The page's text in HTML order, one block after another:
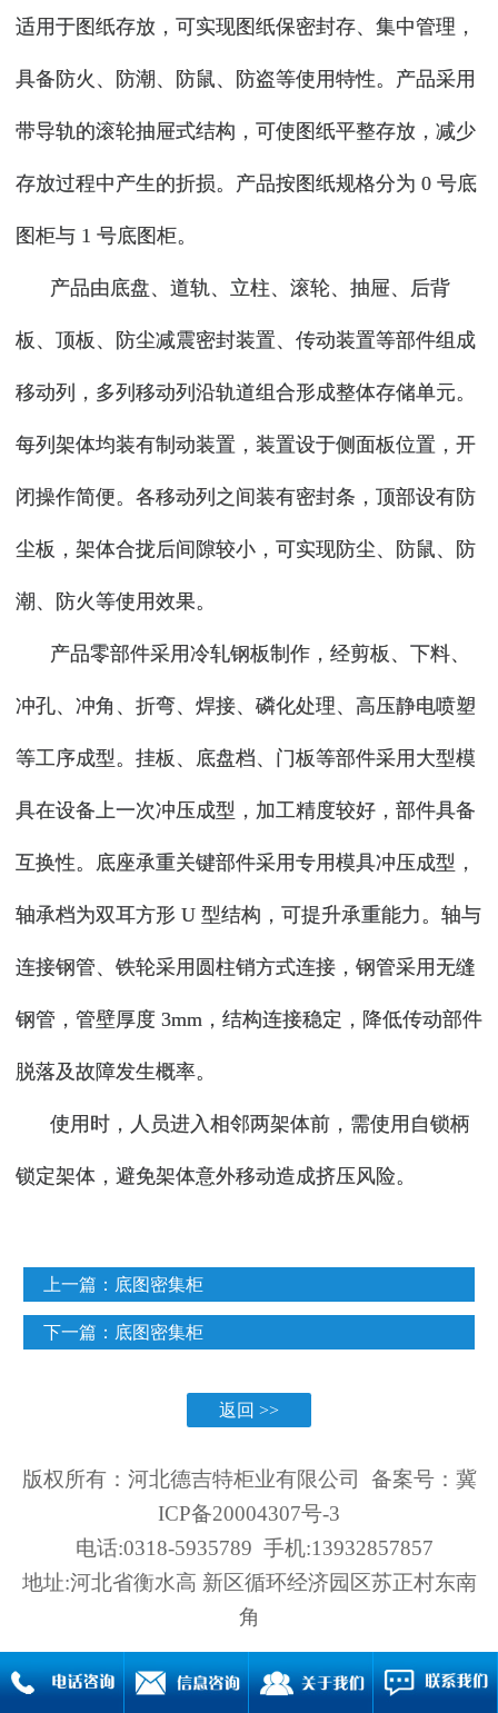
适用于图纸存放，可实现图纸保密封存、集中管理，
具备防火、防潮、防鼠、防盗等使用特性。产品采用
带导轨的滚轮抽屉式结构，可使图纸平整存放，减少
存放过程中产生的折损。产品按图纸规格分为 0 号底
图柜与 1 号底图柜。
产品由底盘、道轨、立柱、滚轮、抽屉、后背
板、顶板、防尘减震密封装置、传动装置等部件组成
移动列，多列移动列沿轨道组合形成整体存储单元。
每列架体均装有制动装置，装置设于侧面板位置，开
闭操作简便。各移动列之间装有密封条，顶部设有防
尘板，架体合拢后间隙较小，可实现防尘、防鼠、防
潮、防火等使用效果。
产品零部件采用冷轧钢板制作，经剪板、下料、
冲孔、冲角、折弯、焊接、磷化处理、高压静电喷塑
等工序成型。挂板、底盘档、门板等部件采用大型模
具在设备上一次冲压成型，加工精度较好，部件具备
互换性。底座承重关键部件采用专用模具冲压成型，
轴承档为双耳方形 U 型结构，可提升承重能力。轴与
连接钢管、铁轮采用圆柱销方式连接，钢管采用无缝
钢管，管壁厚度 3mm，结构连接稳定，降低传动部件
脱落及故障发生概率。
使用时，人员进入相邻两架体前，需使用自锁柄
锁定架体，避免架体意外移动造成挤压风险。
上一篇： 底图密集柜
下一篇： 底图密集柜
返回 >>
版权所有：河北德吉特柜业有限公司 备案号： 冀
ICP备20004307号-3
电话:0318-5935789 手机:13932857857
地址:河北省衡水高 新区循环经济园区苏正村东南
角